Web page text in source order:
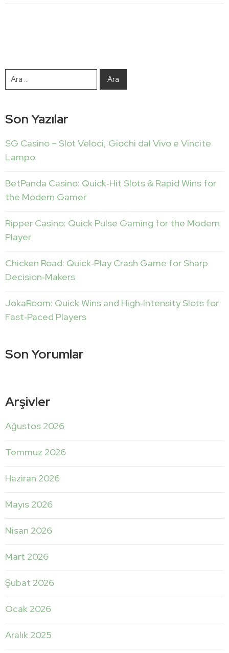
Son Yazılar
SG Casino – Slot Veloci, Giochi dal Vivo e Vincite
Lampo
BetPanda Casino: Quick‑Hit Slots & Rapid Wins for
the Modern Gamer
Ripper Casino: Quick Pulse Gaming for the Modern
Player
Chicken Road: Quick‑Play Crash Game for Sharp
Decision‑Makers
JokaRoom: Quick Wins and High‑Intensity Slots for
Fast‑Paced Players
Son Yorumlar
Arşivler
Ağustos 2026
Temmuz 2026
Haziran 2026
Mayıs 2026
Nisan 2026
Mart 2026
Şubat 2026
Ocak 2026
Aralık 2025